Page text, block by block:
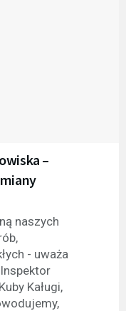
–
naszych
- uważa
Kaługi,